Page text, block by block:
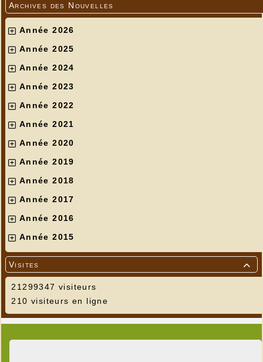
Archives des Nouvelles
Année 2026
Année 2025
Année 2024
Année 2023
Année 2022
Année 2021
Année 2020
Année 2019
Année 2018
Année 2017
Année 2016
Année 2015

Visites
21299347 visiteurs
210 visiteurs en ligne